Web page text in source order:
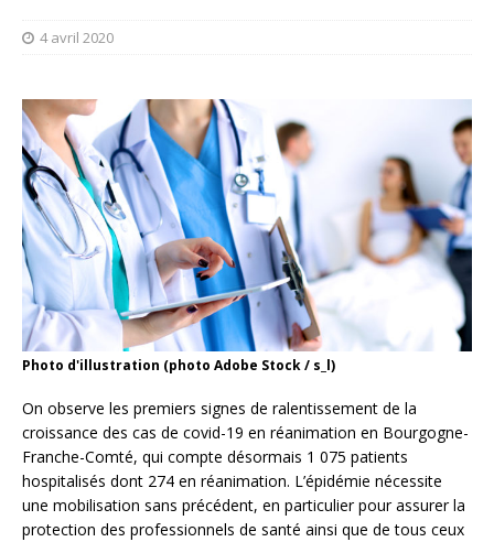
4 avril 2020
Photo d'illustration (photo Adobe Stock / s_l)
On observe les premiers signes de ralentissement de la
croissance des cas de covid-19 en réanimation en Bourgogne-
Franche-Comté, qui compte désormais 1 075 patients
hospitalisés dont 274 en réanimation. L’épidémie nécessite
une mobilisation sans précédent, en particulier pour assurer la
protection des professionnels de santé ainsi que de tous ceux